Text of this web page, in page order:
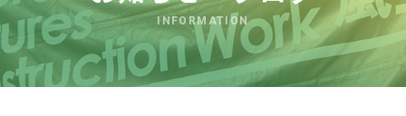
INFORMATION